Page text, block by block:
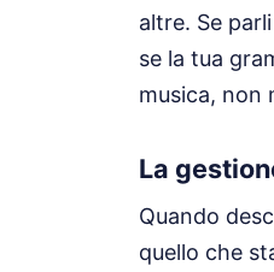
altre. Se
se la tua
musica, non
La
Quando
quello che